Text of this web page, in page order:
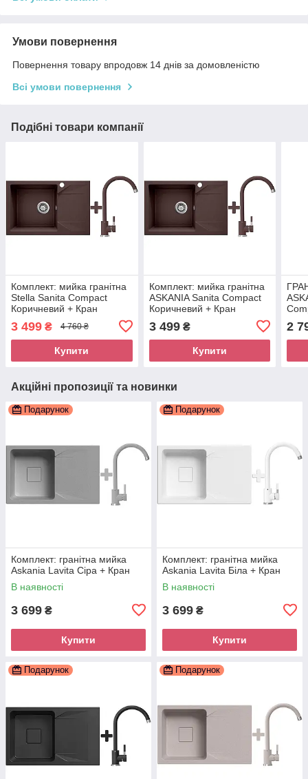
Умови повернення
Повернення товару впродовж 14 днів за домовленістю
Всі умови повернення
Подібні товари компанії
Комплект: мийка гранітна
Stella Sanita Compact
Коричневий + Кран
3 499 ₴ 4 760 ₴
Купити
Комплект: мийка гранітна
ASKANIA Sanita Compact
Коричневий + Кран
3 499₴
Купити
2
Акційні пропозиції та новинки
Подарунок
Комплект: гранітна мийка
Askania Lavita Сіра + Кран
В наявності
3 699 ₴
Купити
Подарунок
Комплект: гранітна мийка
Askania Lavita Біла + Кран
В наявності
3 699 ₴
Купити
Подарунок Подарунок